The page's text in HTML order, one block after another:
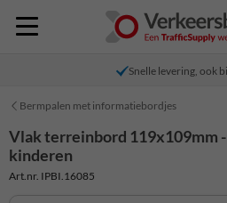
Snelle levering, ook
Bermpalen met informatiebordjes
Vlak terreinbord 119x109mm
kinderen
Art.nr. IPBI.16085